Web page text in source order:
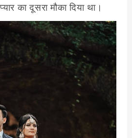
का दूसरा मौका दिया था।